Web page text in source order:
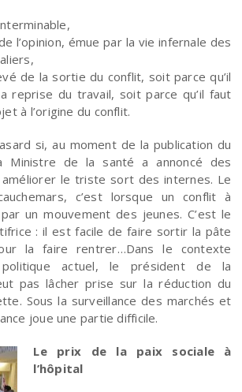
émue par la vie infernale des
la sortie du conflit, soit parce qu’il
reprise du travail, soit parce qu’il faut
à l’origine du conflit.
si, au moment de la publication du
Ministre de la santé a annoncé des
le triste sort des internes. Le
c’est lorsque un conflit à
un mouvement des jeunes. C’est le
: il est facile de faire sortir la pâte
la faire rentrer…Dans le contexte
actuel, le président de la
pas lâcher prise sur la réduction du
Sous la surveillance des marchés et
joue une partie difficile.
Le prix de la paix sociale à
l’hôpital